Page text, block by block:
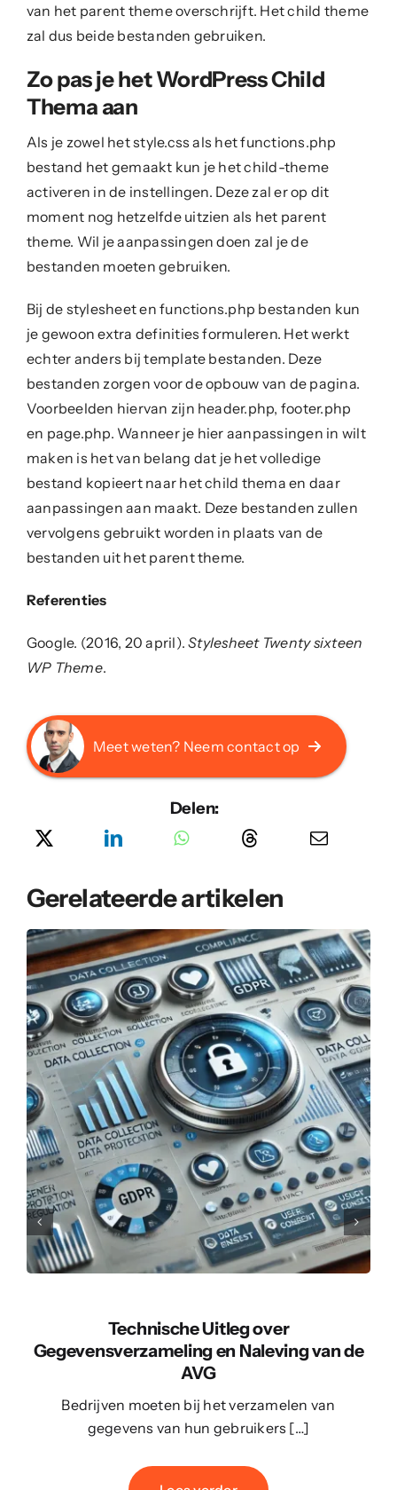
van het parent theme overschrijft. Het child theme
zal dus beide bestanden gebruiken.
Zo pas je het WordPress Child
Thema aan
Als je zowel het style.css als het functions.php
bestand het gemaakt kun je het child-theme
activeren in de instellingen. Deze zal er op dit
moment nog hetzelfde uitzien als het parent
theme. Wil je aanpassingen doen zal je de
bestanden moeten gebruiken.
Bij de stylesheet en functions.php bestanden kun
je gewoon extra definities formuleren. Het werkt
echter anders bij template bestanden. Deze
bestanden zorgen voor de opbouw van de pagina.
Voorbeelden hiervan zijn header.php, footer.php
en page.php. Wanneer je hier aanpassingen in wilt
maken is het van belang dat je het volledige
bestand kopieert naar het child thema en daar
aanpassingen aan maakt. Deze bestanden zullen
vervolgens gebruikt worden in plaats van de
bestanden uit het parent theme.
Referenties
Google. (2016, 20 april).Stylesheet Twenty sixteen
WP Theme.
Meet weten? Neem contact op
Delen:
Gerelateerde artikelen
Technische Uitleg over
Gegevensverzameling en Naleving van de
AVG
Bedrijven moeten bij het verzamelen van
gegevens van hun gebruikers […]